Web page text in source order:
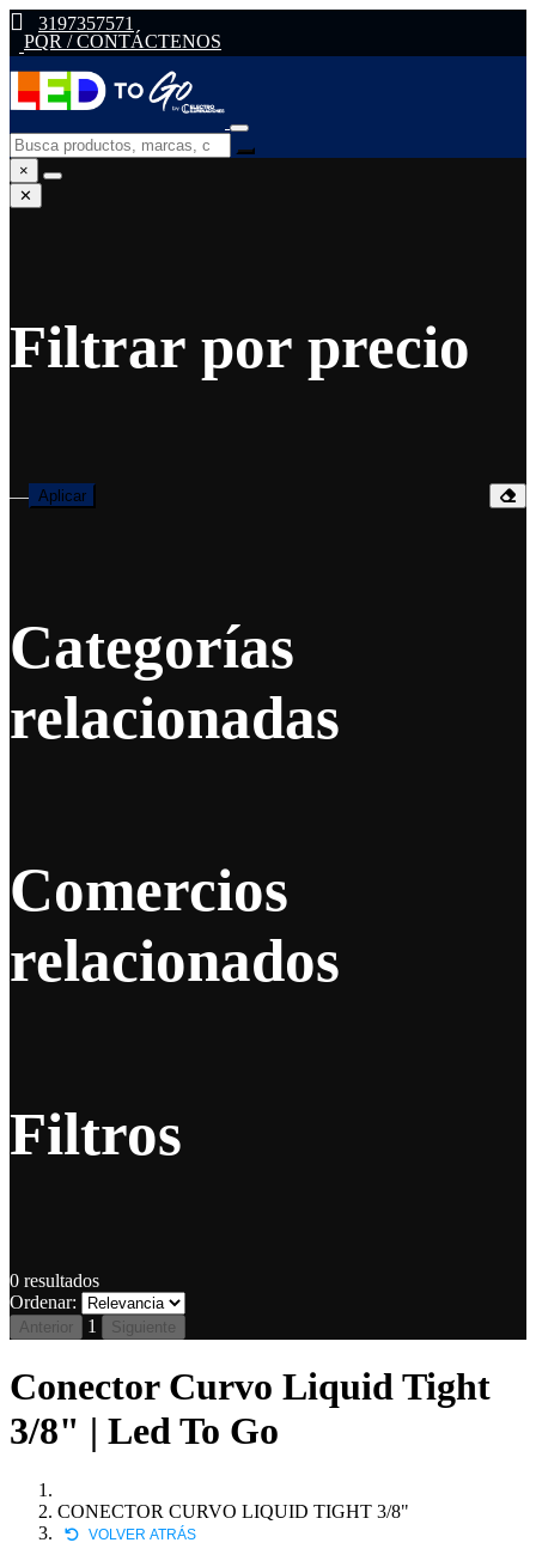
3197357571
PQR / CONTÁCTENOS
×
✕
Filtrar por precio
— Aplicar
Categorías
relacionadas
Comercios
relacionados
Filtros
0 resultados
Ordenar:
Anterior 1 Siguiente
Conector Curvo Liquid Tight
3/8" | Led To Go
CONECTOR CURVO LIQUID TIGHT 3/8"
VOLVER ATRÁS